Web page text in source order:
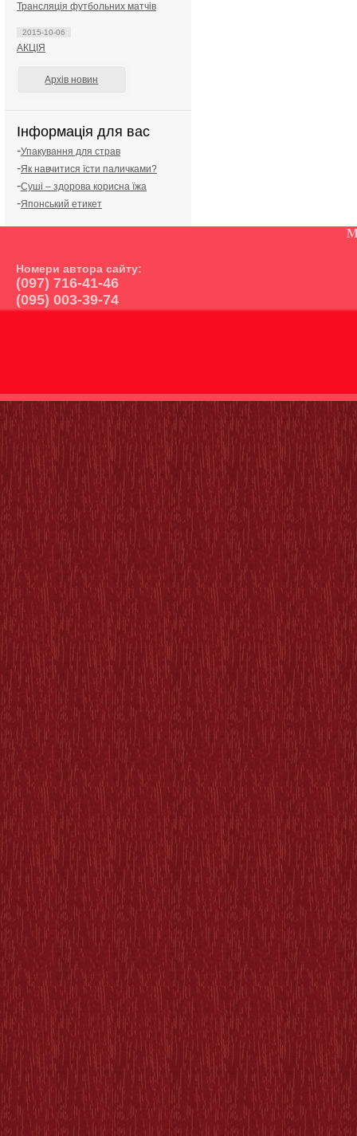
Трансляція футбольних матчів
2015-10-06
АКЦІЯ
Архів новин
Інформація для вас
-Упакування для страв
-Як навчитися їсти паличками?
-Суші – здорова корисна їжа
-Японський етикет
Номери автора сайту:
(097) 716-41-46
(095) 003-39-74